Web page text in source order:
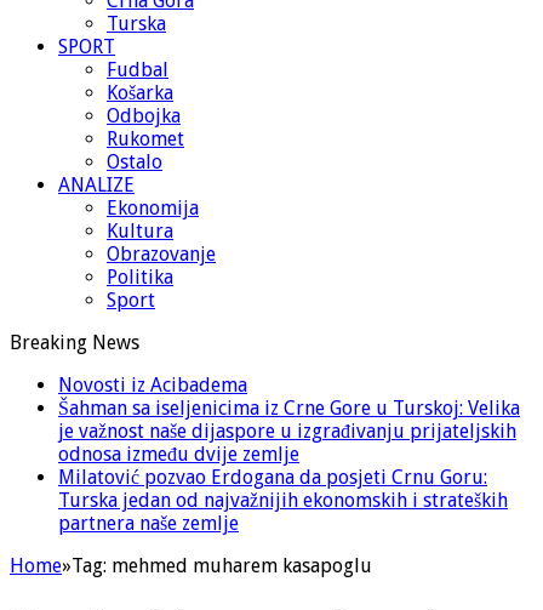
Turska
SPORT
Fudbal
Košarka
Odbojka
Rukomet
Ostalo
ANALIZE
Ekonomija
Kultura
Obrazovanje
Politika
Sport
Breaking News
Novosti iz Acibadema
Šahman sa iseljenicima iz Crne Gore u Turskoj: Velika
je važnost naše dijaspore u izgrađivanju prijateljskih
odnosa između dvije zemlje
Milatović pozvao Erdogana da posjeti Crnu Goru:
Turska jedan od najvažnijih ekonomskih i strateških
partnera naše zemlje
Home»Tag: mehmed muharem kasapoglu